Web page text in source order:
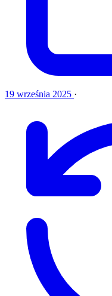
19 września 2025 ·